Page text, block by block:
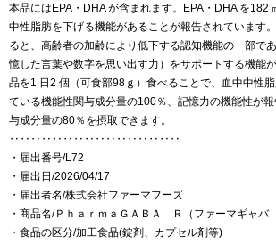
本品にはEPA・DHA が含まれます。EPA・DHA を182
中性脂肪を下げる機能があることが報告されています
ると、高齢者の加齢により低下する認知機能の一部で
憶した言葉や数字を思い出す力）をサポートする機能
品を1 日2 個（可食部98ｇ）食べることで、血中中性
ている機能性関与成分量の100％、記憶力の機能性が
与成分量の80％を摂取できます。
‥‥‥‥‥‥‥‥‥‥‥‥‥‥‥‥
・届出番号/L72
・届出日/2026/04/17
・届出者名/株式会社ファーマフーズ
・商品名/ＰｈａｒｍａＧＡＢＡ Ｒ（ファーマギャバ
・食品の区分/加工食品(錠剤、カプセル剤等)